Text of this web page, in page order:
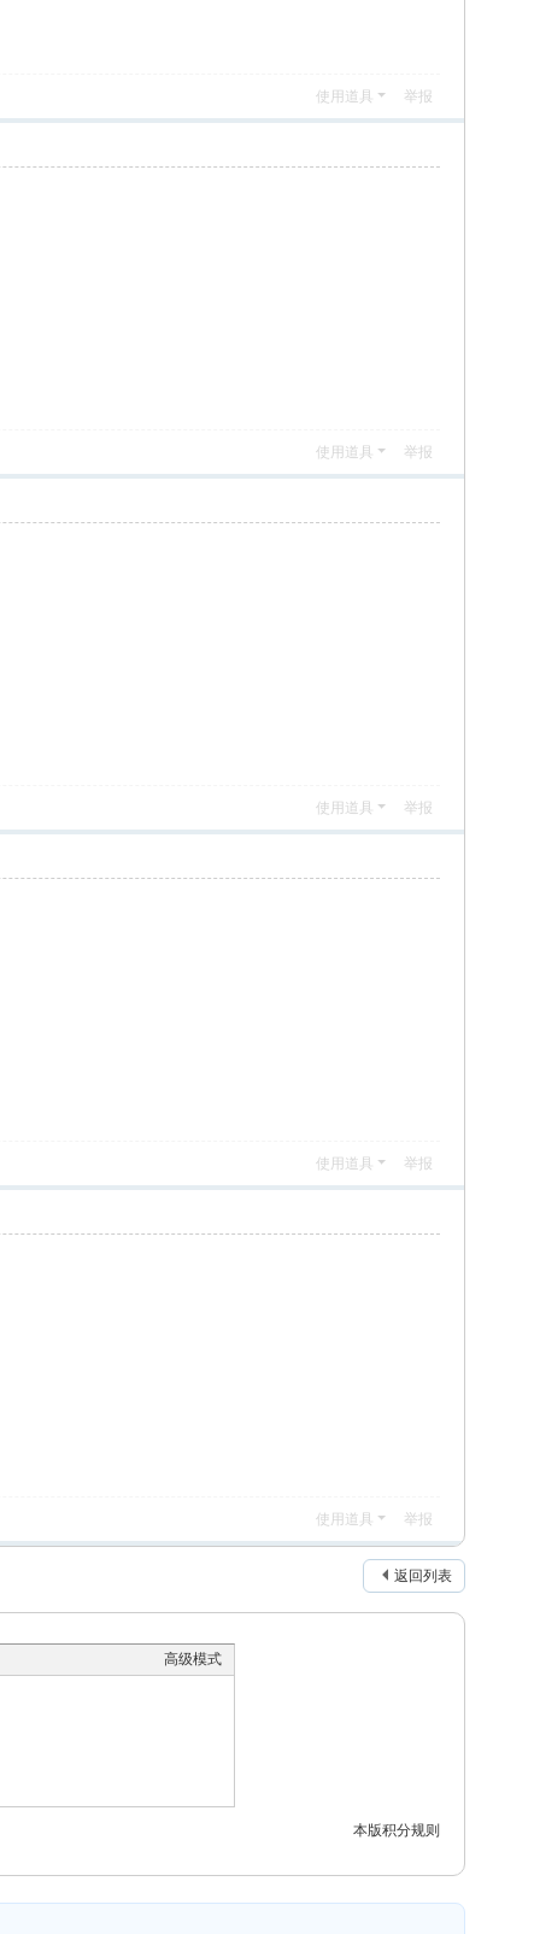
使用道具 举报
使用道具 举报
使用道具 举报
使用道具 举报
使用道具 举报
返回列表
高级模式
本版积分规则